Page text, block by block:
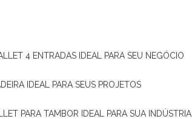
4 ENTRADAS IDEAL PARA SEU NEGÓCIO
IDEAL PARA SEUS PROJETOS
PARA TAMBOR IDEAL PARA SUA INDÚSTRIA